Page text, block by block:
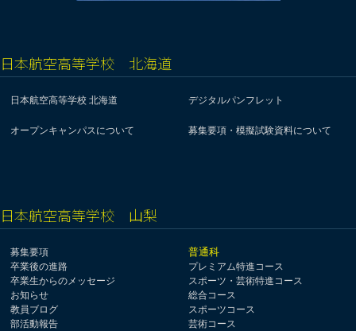
日本航空高等学校 北海道
日本航空高等学校 北海道 デジタルパンフレット
オープンキャンパスについて 募集要項・模擬試験資料について
日本航空高等学校 山梨
募集要項
卒業後の進路
卒業生からのメッセージ
お知らせ
教員ブログ
部活動報告
普通科
プレミアム特進コース
スポーツ・芸術特進コース
総合コース
スポーツコース
芸術コース